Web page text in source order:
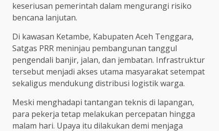
keseriusan pemerintah dalam mengurangi risiko
bencana lanjutan.
Di kawasan Ketambe, Kabupaten Aceh Tenggara,
Satgas PRR meninjau pembangunan tanggul
pengendali banjir, jalan, dan jembatan. Infrastruktur
tersebut menjadi akses utama masyarakat setempat
sekaligus mendukung distribusi logistik warga.
Meski menghadapi tantangan teknis di lapangan,
para pekerja tetap melakukan percepatan hingga
malam hari. Upaya itu dilakukan demi menjaga